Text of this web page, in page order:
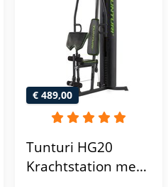
€ 489,00
Tunturi HG20
Krachtstation met